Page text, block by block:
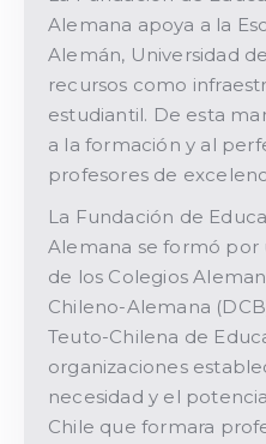
Alemana apoya a la
Alemán, Universidad
recursos como
estudiantil. De esta
a la formación y al
profesores de
La Fundación de
Alemana se formó por
de los Colegios
Chileno-Alemana
Teuto-Chilena de
organizaciones
necesidad y el
Chile que formara